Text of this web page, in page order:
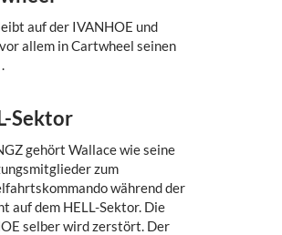
auf der IVANHOE und
allem in Cartwheel seinen
Sektor
gehört Wallace wie seine
zum
während der
auf dem HELL-Sektor. Die
selber wird zerstört. Der